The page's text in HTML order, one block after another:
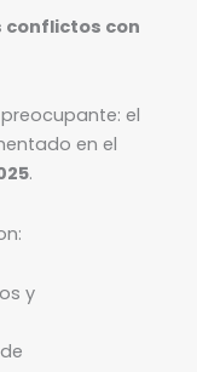
conflictos con
el
en el
.
y